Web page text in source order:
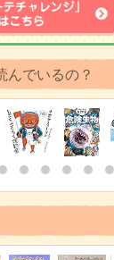
んでいるの？